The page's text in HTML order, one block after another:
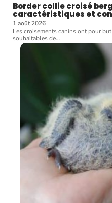
Border collie croisé
caractéristiques et
1 août 2026
Les croisements canins ont pour
souhaitables de…